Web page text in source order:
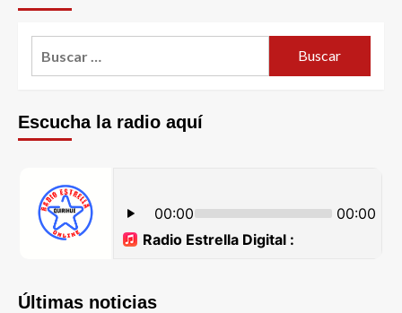
Escucha la radio aquí
Últimas noticias